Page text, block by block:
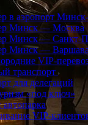
в аэропорт
Минск — Москва
Минск — Санкт-
Минск —
VIP-
транспорт
для делегаций
«под ключ»
автопарка
VIP-